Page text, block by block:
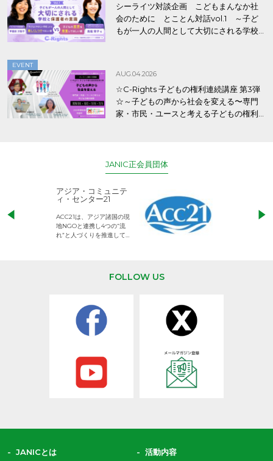
シーライツ対談企画 こどもまんなか社
会のために とことん対話vol.1 ～子ど
もが一人の人間として大切にされる学校
EVENT
AUG.04.2026
☆C-Rights 子どもの権利連続講座 第3弾
☆～子どもの声から社会を変える〜専門
家・市民・ユースと考える子どもの権利
JANIC正会員団体
アジア・コミュニテ
ィ・センター21
ACC21は、アジア諸国の現
地NGOと連携し4つの“流
れ”と人づくりを推進してい
児童労働のない
権利が守られた
FOLLOW US
JANICとは 活動内容